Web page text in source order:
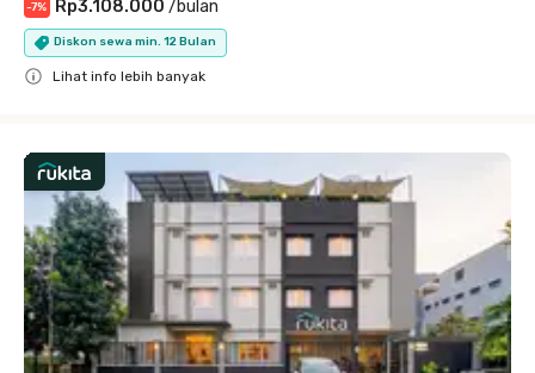
-7% Rp3.108.000 /bulan
Diskon sewa min. 12 Bulan
Lihat info lebih banyak